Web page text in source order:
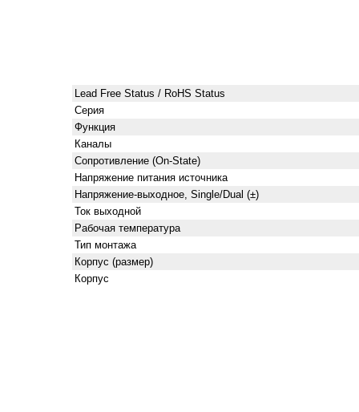
Lead Free Status / RoHS Status
Серия
Функция
Каналы
Сопротивление (On-State)
Напряжение питания источника
Напряжение-выходное, Single/Dual (±)
Ток выходной
Рабочая температура
Тип монтажа
Корпус (размер)
Корпус